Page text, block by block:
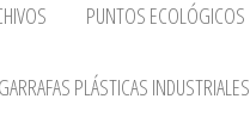
PUNTOS ECOLÓGICOS
GARRAFAS PLÁSTICAS INDUSTRIALES